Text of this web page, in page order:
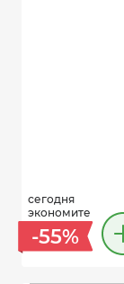
сегодня
экономите
-55%